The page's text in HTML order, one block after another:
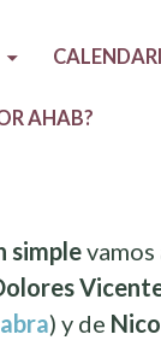
AHAB?
simplevamos
) y de